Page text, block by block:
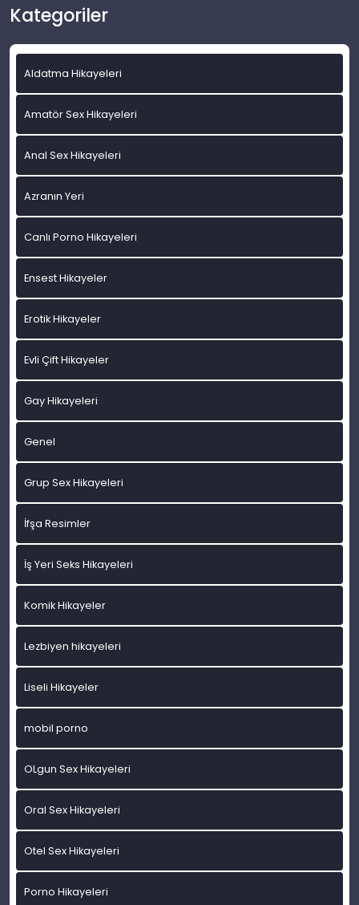
Kategoriler
Aldatma Hikayeleri
Amatör Sex Hikayeleri
Anal Sex Hikayeleri
Azranın Yeri
Canlı Porno Hikayeleri
Ensest Hikayeler
Erotik Hikayeler
Evli Çift Hikayeler
Gay Hikayeleri
Genel
Grup Sex Hikayeleri
İfşa Resimler
İş Yeri Seks Hikayeleri
Komik Hikayeler
Lezbiyen hikayeleri
Liseli Hikayeler
mobil porno
OLgun Sex Hikayeleri
Oral Sex Hikayeleri
Otel Sex Hikayeleri
Porno Hikayeleri